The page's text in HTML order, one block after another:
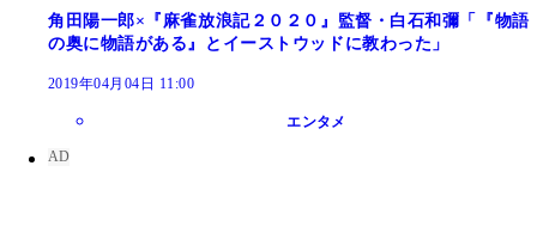
角田陽一郎×『麻雀放浪記２０２０』監督・白石和彌「『物語
の奥に物語がある』とイーストウッドに教わった」
2019年04月04日 11:00
エンタメ